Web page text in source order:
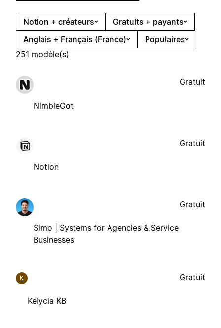
Notion + créateurs
Gratuits + payants
Anglais + Français (France)
Populaires
251 modèle(s)
NimbleGot
Gratuit
Notion
Gratuit
Simo | Systems for Agencies & Service
Businesses
Gratuit
K
Kelycia KB
Gratuit